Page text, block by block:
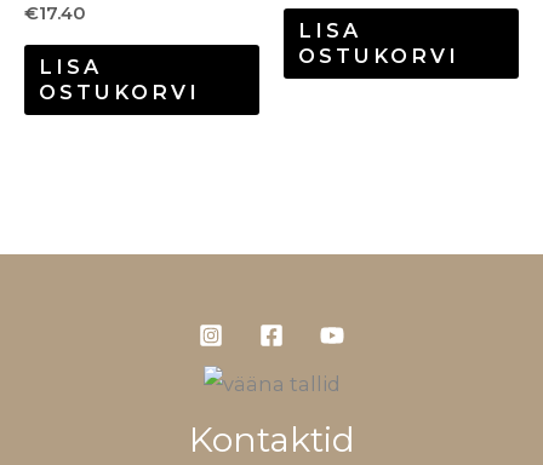
€17.40
LISA
OSTUKORVI
LISA
OSTUKORVI
Kontaktid